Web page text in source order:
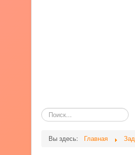
Поиск
по
Вы здесь:
Главная